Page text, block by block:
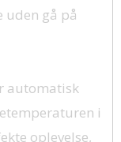
uden gå på
automatisk
i
oplevelse,